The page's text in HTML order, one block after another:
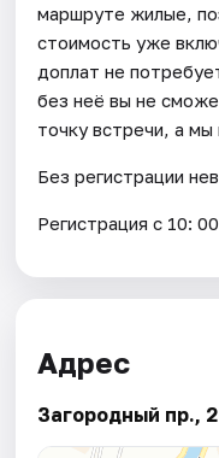
маршруте жилые,
стоимость уже
доплат не
без неё вы не
точку встречи, а
Без регистрации
Регистрация с 10:
Адрес
Загородный пр., 2